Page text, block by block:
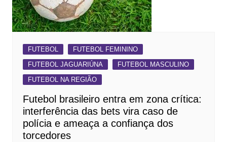
FUTEBOL
FUTEBOL FEMININO
FUTEBOL JAGUARIÚNA
FUTEBOL MASCULINO
FUTEBOL NA REGIÃO
Futebol brasileiro entra em zona crítica:
interferência das bets vira caso de
polícia e ameaça a confiança dos
torcedores